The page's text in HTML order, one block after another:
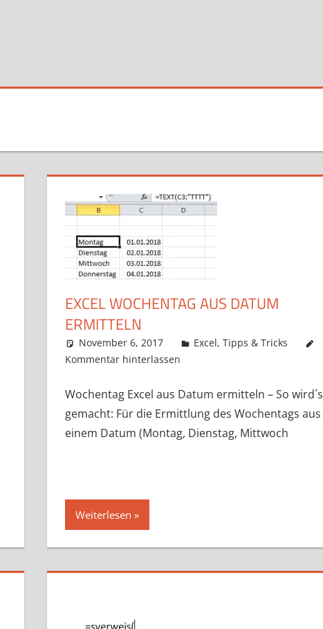
EXCEL WOCHENTAG AUS DATUM
ERMITTELN
November 6, 2017 k-o-v
Excel,Tipps & Tricks
Kommentar hinterlassen
Wochentag Excel aus Datum ermitteln – So wird´s
gemacht: Für die Ermittlung des Wochentags aus
einem Datum (Montag, Dienstag, Mittwoch
Weiterlesen